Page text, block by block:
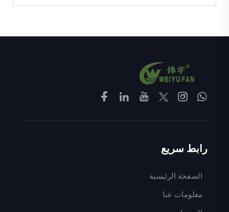
رابط سريع
الصفحة الرئيسية
معلومات عنا